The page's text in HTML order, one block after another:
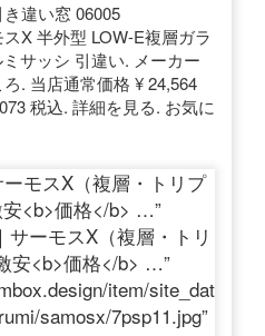
違い窓 06005
X 半外型 LOW-E複層ガラ
サッシ 引違い. メーカー
. 当店通常価格 ¥ 24,564
税込. 詳細を見る. お気に